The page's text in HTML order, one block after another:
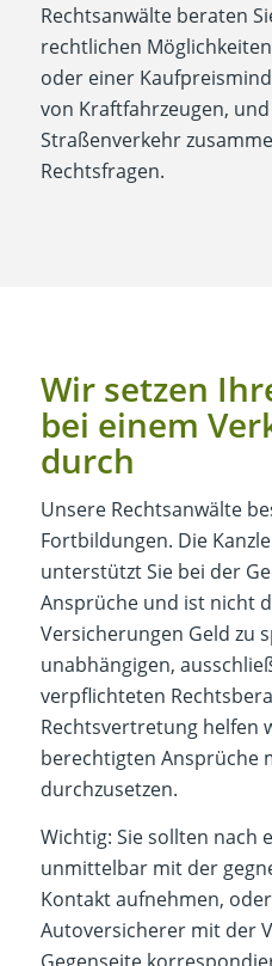
Rechtsanwälte beraten
rechtlichen
oder einer
von Kraftfahrzeugen,
Straßenverkehr
Rechtsfragen.
Wir setzen
bei einem
durch
Unsere Rechtsanwälte
Fortbildungen. Die
unterstützt Sie bei der
Ansprüche und ist nicht
Versicherungen Geld zu
unabhängigen,
verpflichteten
Rechtsvertretung helfen
berechtigten Ansprüche
durchzusetzen.
Wichtig: Sie sollten nach
unmittelbar mit der
Kontakt aufnehmen,
Autoversicherer mit der